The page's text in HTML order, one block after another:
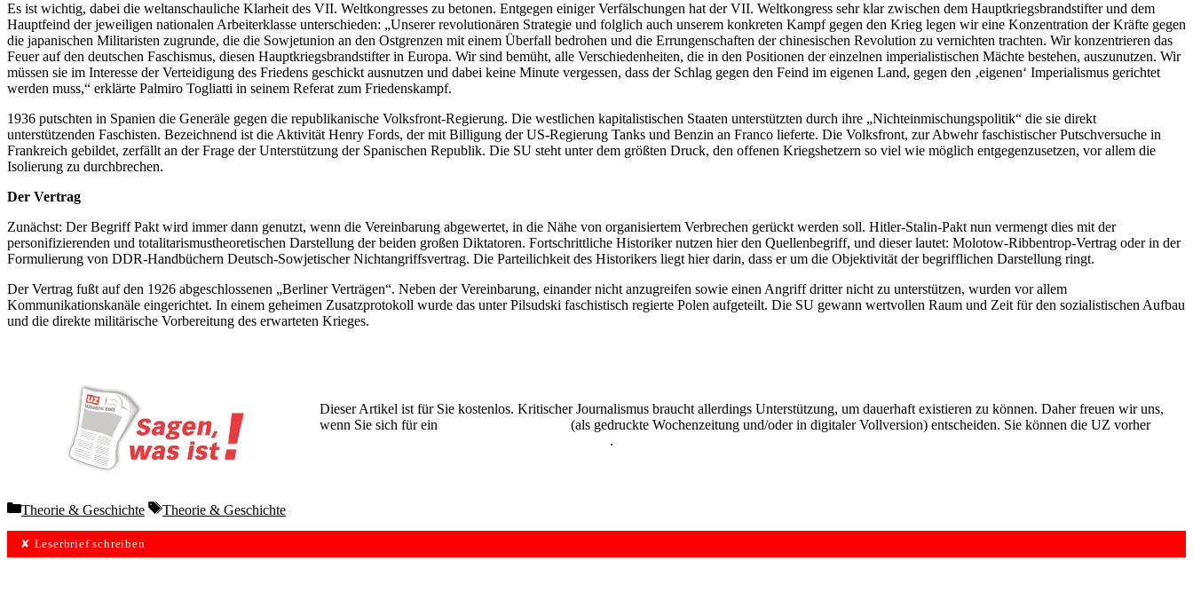
Es ist wichtig, dabei die weltanschauliche Klarheit des VII. Weltkongresses zu betonen. Entgegen einiger Verfälschungen hat der VII. Weltkongress sehr klar zwischen dem Hauptkriegsbrandstifter und dem
Hauptfeind der jeweiligen nationalen Arbeiterklasse unterschieden: „Unserer revolutionären Strategie und folglich auch unserem konkreten Kampf gegen den Krieg legen wir eine Konzentration der Kräfte gegen
die japanischen Militaristen zugrunde, die die Sowjetunion an den Ostgrenzen mit einem Überfall bedrohen und die Errungenschaften der chinesischen Revolution zu vernichten trachten. Wir konzentrieren das
Feuer auf den deutschen Faschismus, diesen Hauptkriegsbrandstifter in Europa. Wir sind bemüht, alle Verschiedenheiten, die in den Positionen der einzelnen imperialistischen Mächte bestehen, auszunutzen. Wir
müssen sie im Interesse der Verteidigung des Friedens geschickt ausnutzen und dabei keine Minute vergessen, dass der Schlag gegen den Feind im eigenen Land, gegen den ‚eigenen‘ Imperialismus gerichtet
werden muss,“ erklärte Palmiro Togliatti in seinem Referat zum Friedenskampf.
1936 putschten in Spanien die Generäle gegen die republikanische Volksfront-Regierung. Die westlichen kapitalistischen Staaten unterstützten durch ihre „Nichteinmischungspolitik“ die sie direkt
unterstützenden Faschisten. Bezeichnend ist die Aktivität Henry Fords, der mit Billigung der US-Regierung Tanks und Benzin an Franco lieferte. Die Volksfront, zur Abwehr faschistischer Putschversuche in
Frankreich gebildet, zerfällt an der Frage der Unterstützung der Spanischen Republik. Die SU steht unter dem größten Druck, den offenen Kriegshetzern so viel wie möglich entgegenzusetzen, vor allem die
Isolierung zu durchbrechen.
Der Vertrag
Zunächst: Der Begriff Pakt wird immer dann genutzt, wenn die Vereinbarung abgewertet, in die Nähe von organisiertem Verbrechen gerückt werden soll. Hitler-Stalin-Pakt nun vermengt dies mit der
personifizierenden und totalitarismustheoretischen Darstellung der beiden großen Diktatoren. Fortschrittliche Historiker nutzen hier den Quellenbegriff, und dieser lautet: Molotow-Ribbentrop-Vertrag oder in der
Formulierung von DDR-Handbüchern Deutsch-Sowjetischer Nichtangriffsvertrag. Die Parteilichkeit des Historikers liegt hier darin, dass er um die Objektivität der begrifflichen Darstellung ringt.
Der Vertrag fußt auf den 1926 abgeschlossenen „Berliner Verträgen“. Neben der Vereinbarung, einander nicht anzugreifen sowie einen Angriff dritter nicht zu unterstützen, wurden vor allem
Kommunikationskanäle eingerichtet. In einem geheimen Zusatzprotokoll wurde das unter Pilsudski faschistisch regierte Polen aufgeteilt. Die SU gewann wertvollen Raum und Zeit für den sozialistischen Aufbau
und die direkte militärische Vorbereitung des erwarteten Krieges.
Dieser Artikel ist für Sie kostenlos. Kritischer Journalismus braucht allerdings Unterstützung, um dauerhaft existieren zu können. Daher freuen wir uns,
wenn Sie sich für ein
(als gedruckte Wochenzeitung und/oder in digitaler Vollversion) entscheiden. Sie können die UZ vorher
.
Categories
Theorie & Geschichte Tags
Theorie & Geschichte
✘ Leserbrief schreiben